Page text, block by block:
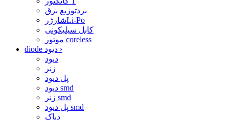
بردتوزیع برق
شارژرLi-Po
کابل سیلیکونی
موتور coreless
›
دیود
زنر
پل دیود
دیود smd
زنر smd
پل دیود smd
دیاک